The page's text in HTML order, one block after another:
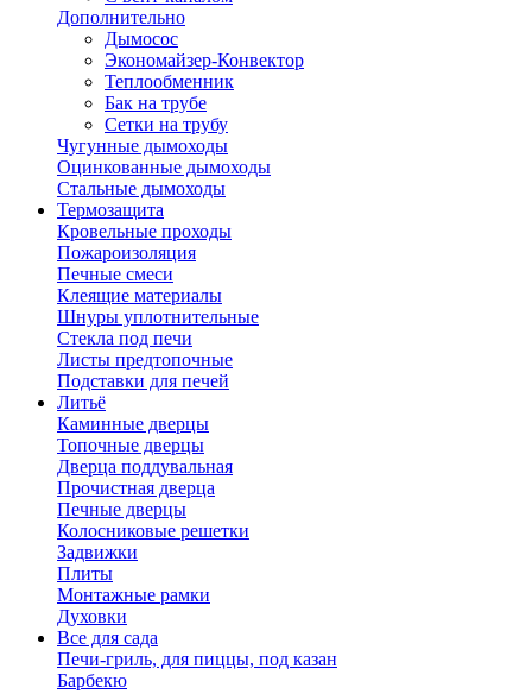
Дополнительно
Дымосос
Экономайзер-Конвектор
Теплообменник
Бак на трубе
Сетки на трубу
Чугунные дымоходы
Оцинкованные дымоходы
Стальные дымоходы
Термозащита
Кровельные проходы
Пожароизоляция
Печные смеси
Клеящие материалы
Шнуры уплотнительные
Стекла под печи
Листы предтопочные
Подставки для печей
Литьё
Каминные дверцы
Топочные дверцы
Дверца поддувальная
Прочистная дверца
Печные дверцы
Колосниковые решетки
Задвижки
Плиты
Монтажные рамки
Духовки
Все для сада
Печи-гриль, для пиццы, под казан
Барбекю